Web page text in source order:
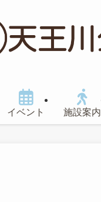
イベント 施設案内